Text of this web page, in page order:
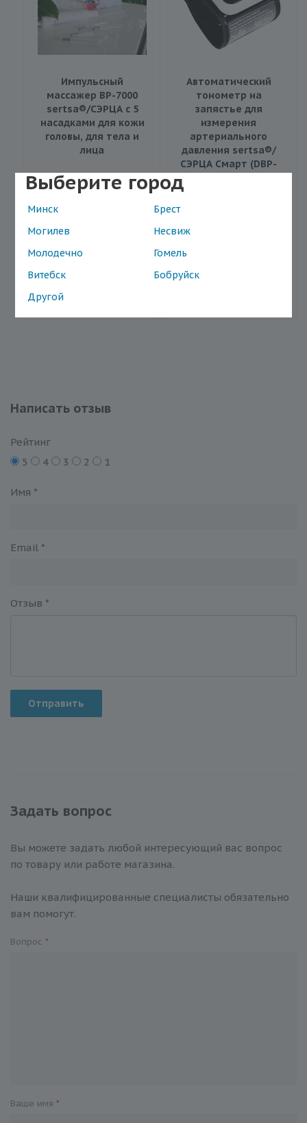
Выберите город
Минск
Брест
Могилев
Несвиж
Молодечно
Гомель
Витебск
Бобруйск
Другой
Импульсный
массажер BP-7000
sertsa®/СЭРЦА с 5
насадками для кожи
головы, для тела и
лица
в выбранном
регионе
Автоматический
тонометр на
запястье для
измерения
артериального
давления sertsa®/
СЭРЦА Смарт (DBP-
Написать отзыв
Рейтинг
5
4 3 2 1
Имя *
Email *
Отзыв *
Отправить
Задать вопрос
Вы можете задать любой интересующий вас вопрос
по товару или работе магазина.
Наши квалифицированные специалисты обязательно
вам помогут.
Вопрос *
Ваше имя *